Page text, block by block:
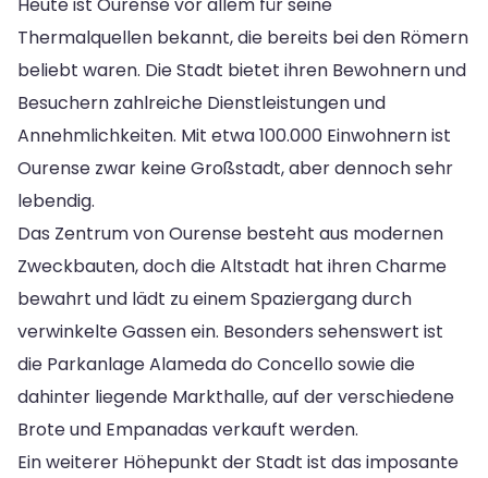
Thermalquellen bekannt, die bereits bei den Römern
beliebt waren. Die Stadt bietet ihren Bewohnern und
Besuchern zahlreiche Dienstleistungen und
Annehmlichkeiten. Mit etwa 100.000 Einwohnern ist
Ourense zwar keine Großstadt, aber dennoch sehr
lebendig.
Das Zentrum von Ourense besteht aus modernen
Zweckbauten, doch die Altstadt hat ihren Charme
bewahrt und lädt zu einem Spaziergang durch
verwinkelte Gassen ein. Besonders sehenswert ist
die Parkanlage Alameda do Concello sowie die
dahinter liegende Markthalle, auf der verschiedene
Brote und Empanadas verkauft werden.
Ein weiterer Höhepunkt der Stadt ist das imposante